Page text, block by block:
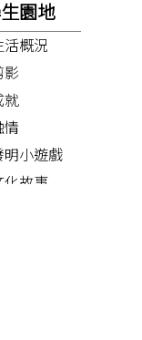
園地
活概況
影
就
情
明小遊戲
化故事